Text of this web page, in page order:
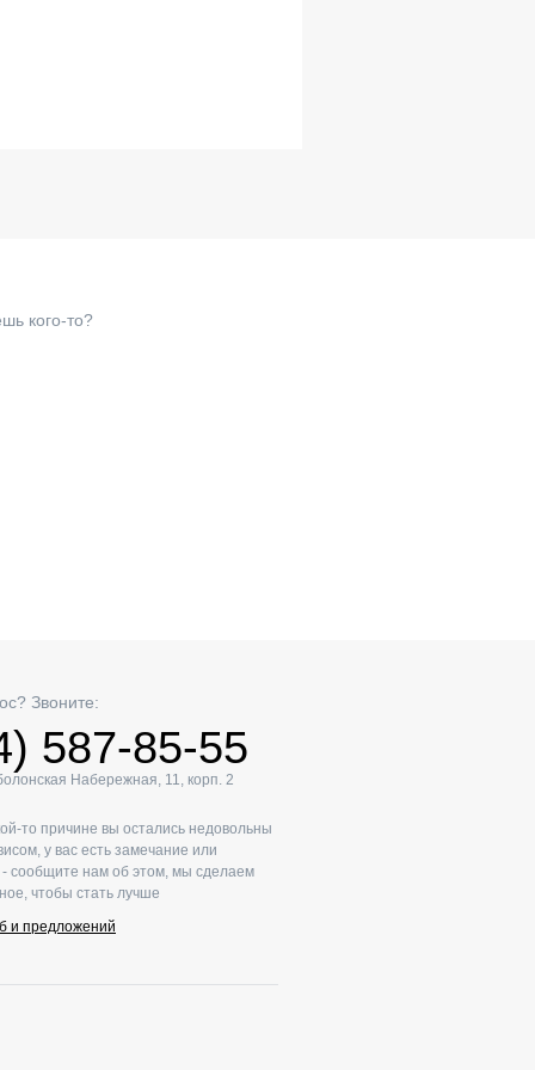
кого-то?
Звоните:
587-85-55
Набережная, 11, корп. 2
то причине вы остались недовольны
у вас есть замечание или
сообщите нам об этом, мы сделаем
чтобы стать лучше
и предложений